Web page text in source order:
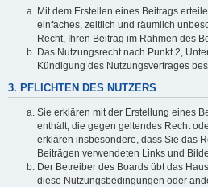
Mit dem Erstellen eines Beitrags
einfaches, zeitlich und räumlich
Recht, Ihren Beitrag im Rahmen des
Das Nutzungsrecht nach Punkt 2,
Kündigung des Nutzungsvertrages
3. PFLICHTEN DES NUTZERS
Sie erklären mit der Erstellung eines
enthält, die gegen geltendes Recht
erklären insbesondere, dass Sie das
Beiträgen verwendeten Links und
Der Betreiber des Boards übt das
diese Nutzungsbedingungen oder